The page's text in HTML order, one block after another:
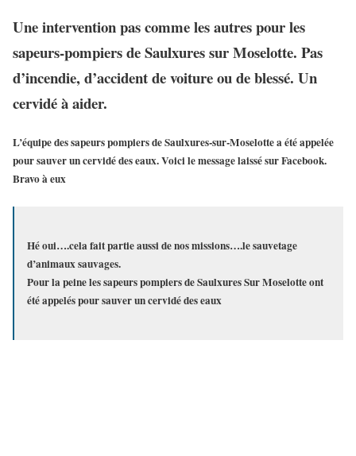
Une intervention pas comme les autres pour les
sapeurs-pompiers de Saulxures sur Moselotte. Pas
d’incendie, d’accident de voiture ou de blessé. Un
cervidé à aider.
L’équipe des sapeurs pompiers de Saulxures-sur-Moselotte a été appelée
pour sauver un cervidé des eaux. Voici le message laissé sur Facebook.
Bravo à eux
Hé oui….cela fait partie aussi de nos missions….le sauvetage
d’animaux sauvages.
Pour la peine les sapeurs pompiers de Saulxures Sur Moselotte ont
été appelés pour sauver un cervidé des eaux